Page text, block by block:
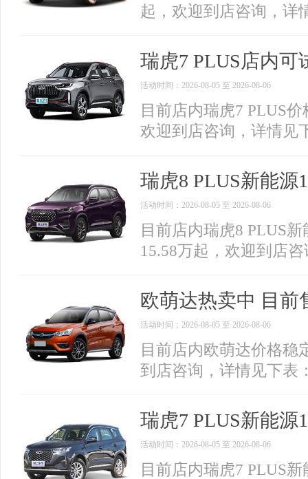
起，欢迎到店咨询，详
瑞虎7 PLUS店内可
活动时间：2026-08-05 至 2026-08-06
目前店内瑞虎7 PLUS
欢迎到店咨询，详情见
瑞虎8 PLUS新能源
活动时间：2026-08-05 至 2026-08-06
目前店内瑞虎8 PLUS
15.58万起，欢迎到店
欧萌达热卖中 目前
活动时间：2026-08-05 至 2026-08-06
目前店内欧萌达价格稳
到店咨询，详情见下表
瑞虎7 PLUS新能源
活动时间：2026-08-05 至 2026-08-06
目前店内瑞虎7 PLUS